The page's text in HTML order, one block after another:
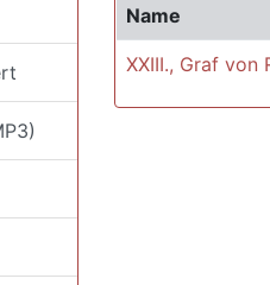
Name
XXIII., Graf von